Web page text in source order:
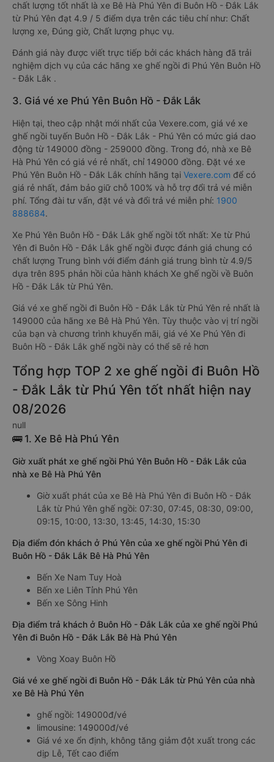
chất lượng tốt nhất là xe Bê Hà Phú Yên đi Buôn Hồ - Đắk Lắk
từ Phú Yên đạt 4.9 / 5 điểm dựa trên các tiêu chí như: Chất
lượng xe, Đúng giờ, Chất lượng phục vụ.
Đánh giá này được viết trực tiếp bởi các khách hàng đã trải
nghiệm dịch vụ của các hãng xe ghế ngồi đi Phú Yên Buôn Hồ
- Đắk Lắk .
3. Giá vé xe Phú Yên Buôn Hồ - Đắk Lắk
Hiện tại, theo cập nhật mới nhất của Vexere.com, giá vé xe
ghế ngồi tuyến Buôn Hồ - Đắk Lắk - Phú Yên có mức giá dao
động từ 149000 đồng - 259000 đồng. Trong đó, nhà xe Bê
Hà Phú Yên có giá vé rẻ nhất, chỉ 149000 đồng. Đặt vé xe
Phú Yên Buôn Hồ - Đắk Lắk chính hãng tại Vexere.com để có
giá rẻ nhất, đảm bảo giữ chỗ 100% và hỗ trợ đổi trả vé miễn
phí. Tổng đài tư vấn, đặt vé và đổi trả vé miễn phí: 1900
888684.
Xe Phú Yên Buôn Hồ - Đắk Lắk ghế ngồi tốt nhất: Xe từ Phú
Yên đi Buôn Hồ - Đắk Lắk ghế ngồi được đánh giá chung có
chất lượng Trung bình với điểm đánh giá trung bình từ 4.9/5
dựa trên 895 phản hồi của hành khách Xe ghế ngồi về Buôn
Hồ - Đắk Lắk từ Phú Yên.
Giá vé xe ghế ngồi đi Buôn Hồ - Đắk Lắk từ Phú Yên rẻ nhất là
149000 của hãng xe Bê Hà Phú Yên. Tùy thuộc vào vị trí ngồi
của bạn và chương trình khuyến mãi, giá vé Xe Phú Yên đi
Buôn Hồ - Đắk Lắk ghế ngồi này có thể sẽ rẻ hơn
Tổng hợp TOP 2 xe ghế ngồi đi Buôn Hồ
- Đắk Lắk từ Phú Yên tốt nhất hiện nay
08/2026
null
🚌 1. Xe Bê Hà Phú Yên
Giờ xuất phát xe ghế ngồi Phú Yên Buôn Hồ - Đắk Lắk của
nhà xe Bê Hà Phú Yên
Giờ xuất phát của xe Bê Hà Phú Yên đi Buôn Hồ - Đắk
Lắk từ Phú Yên ghế ngồi: 07:30, 07:45, 08:30, 09:00,
09:15, 10:00, 13:30, 13:45, 14:30, 15:30
Địa điểm đón khách ở Phú Yên của xe ghế ngồi Phú Yên đi
Buôn Hồ - Đắk Lắk Bê Hà Phú Yên
Bến Xe Nam Tuy Hoà
Bến xe Liên Tỉnh Phú Yên
Bến xe Sông Hinh
Địa điểm trả khách ở Buôn Hồ - Đắk Lắk của xe ghế ngồi Phú
Yên đi Buôn Hồ - Đắk Lắk Bê Hà Phú Yên
Vòng Xoay Buôn Hồ
Giá vé xe ghế ngồi đi Buôn Hồ - Đắk Lắk từ Phú Yên của nhà
xe Bê Hà Phú Yên
ghế ngồi: 149000đ/vé
limousine: 149000đ/vé
Giá vé xe ổn định, không tăng giảm đột xuất trong các
dịp Lễ, Tết cao điểm